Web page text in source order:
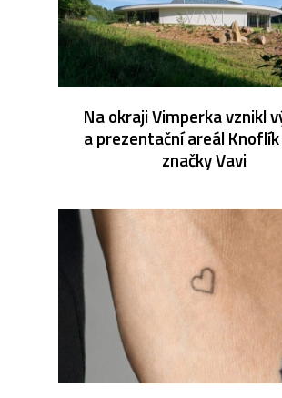
Na okraji Vimperka vznikl
a prezentační areál
značky Vavi